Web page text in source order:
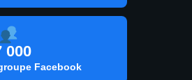
000
Facebook